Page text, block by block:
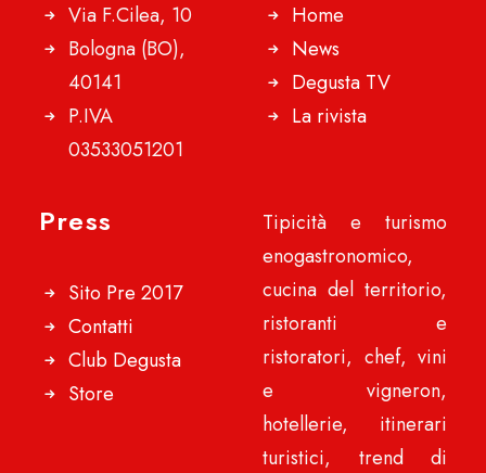
Via F.Cilea, 10
Bologna (BO),
40141
P.IVA
03533051201
Home
News
Degusta TV
La rivista
Press
Sito Pre 2017
Contatti
Club Degusta
Store
Tipicità e turismo
enogastronomico,
cucina del territorio,
ristoranti e
ristoratori, chef, vini
e vigneron,
hotellerie, itinerari
turistici, trend di